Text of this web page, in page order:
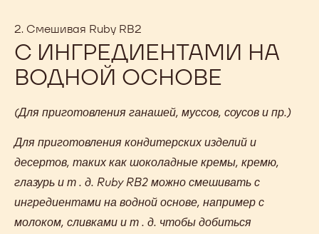
o
p
y
#
=
2. Смешивая Ruby RB2
С ИНГРЕДИЕНТАМИ НА
ВОДНОЙ ОСНОВЕ
(Для приготовления ганашей, муссов, соусов и пр.)
Для приготовления кондитерских изделий и
десертов, таких как шоколадные кремы, кремю,
глазурь и т . д. Ruby RB2 можно смешивать с
ингредиентами на водной основе, например с
молоком, сливками и т . д. чтобы добиться